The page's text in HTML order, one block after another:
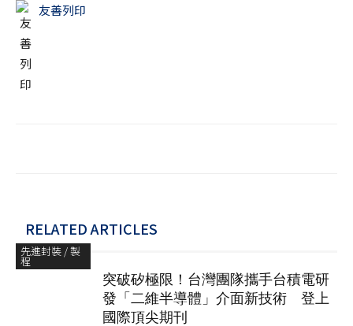
友善列印
RELATED ARTICLES
先進封裝 / 製
程
突破矽極限！台灣團隊攜手台積電研
發「二維半導體」介面新技術 登上
國際頂尖期刊